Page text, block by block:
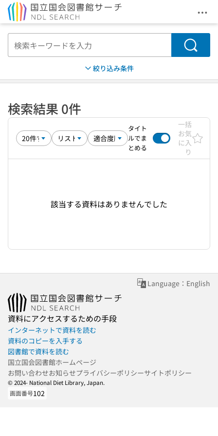
メ
検索
絞り込み条件
検索結果 0件
タイト
ルでま
とめる
一括
お気
に入
り
該当する資料はありませんでした
Language：English
資料にアクセスするための手段
インターネットで資料を読む
資料のコピーを入手する
図書館で資料を読む
国立国会図書館ホームページ
お問い合わせお知らせプライバシーポリシーサイトポリシー
© 2024- National Diet Library, Japan.
画面番号102